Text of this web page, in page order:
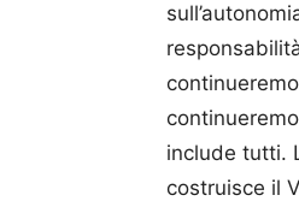
include tutti.
costruisce il